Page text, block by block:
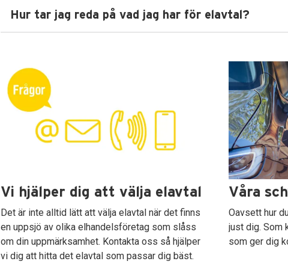
Hur tar jag reda på vad jag har för elavtal?
Vi hjälper dig att välja elavtal
Det är inte alltid lätt att välja elavtal när det finns
en uppsjö av olika elhandelsföretag som slåss
om din uppmärksamhet. Kontakta oss så hjälper
vi dig att hitta det elavtal som passar dig bäst.
Våra
Oavsett hur
just dig. Som
som ger dig